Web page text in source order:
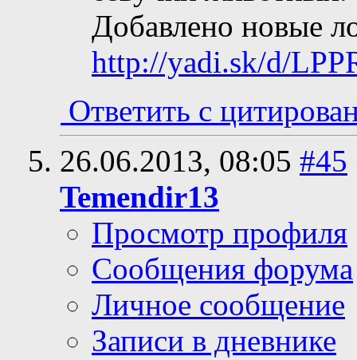
Добавлено новые
http://yadi.sk/d/
Ответить с
26.06.2013, 08:05 #45
Temendir13
Просмотр профиля
Сообщения форума
Личное сообщение
Записи в дневнике